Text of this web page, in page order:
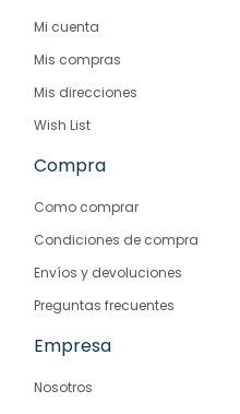
Mi cuenta
Mis compras
Mis direcciones
Wish List
Compra
Como comprar
Condiciones de compra
Envíos y devoluciones
Preguntas frecuentes
Empresa
Nosotros